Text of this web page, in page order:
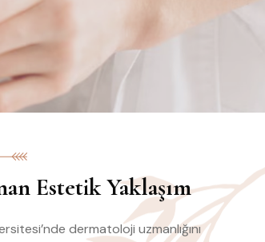
Estetik Yaklaşım
dermatoloji uzmanlığını